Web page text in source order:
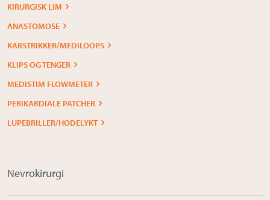
KIRURGISK LIM
ANASTOMOSE
KARSTRIKKER/MEDILOOPS
KLIPS OG TENGER
MEDISTIM FLOWMETER
PERIKARDIALE PATCHER
LUPEBRILLER/HODELYKT
Nevrokirurgi